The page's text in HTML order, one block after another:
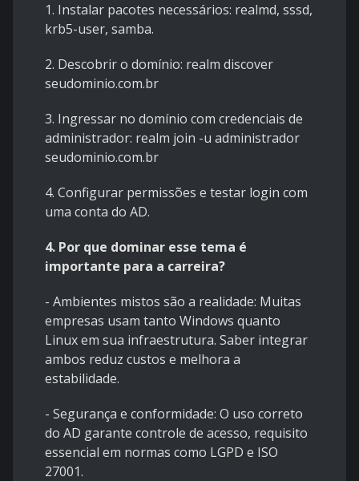
1. Instalar pacotes necessários: realmd, sssd,
krb5-user, samba.
2. Descobrir o domínio: realm discover
seudominio.com.br
3. Ingressar no domínio com credenciais de
administrador: realm join -u administrador
seudominio.com.br
4. Configurar permissões e testar login com
uma conta do AD.
4. Por que dominar esse tema é
importante para a carreira?
- Ambientes mistos são a realidade: Muitas
empresas usam tanto Windows quanto
Linux em sua infraestrutura. Saber integrar
ambos reduz custos e melhora a
estabilidade.
- Segurança e conformidade: O uso correto
do AD garante controle de acesso, requisito
essencial em normas como LGPD e ISO
27001.